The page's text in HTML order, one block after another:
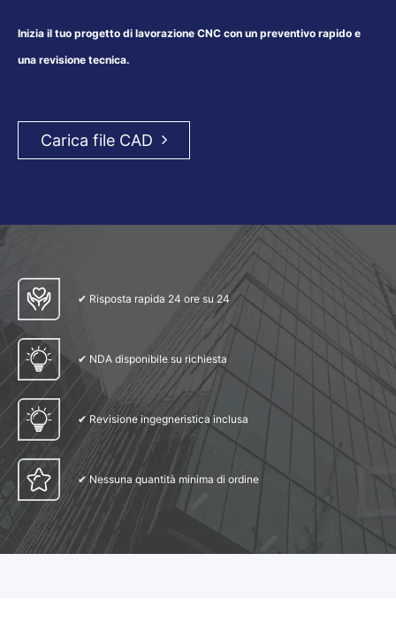
Inizia il tuo progetto di lavorazione CNC con un preventivo rapido e
una revisione tecnica.
Carica file CAD
✔ Risposta rapida 24 ore su 24
✔ NDA disponibile su richiesta
✔ Revisione ingegneristica inclusa
✔ Nessuna quantità minima di ordine